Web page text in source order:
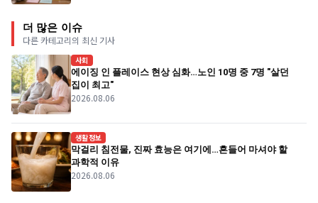
더 많은 이슈
다른 카테고리의 최신 기사
사회
에이징 인 플레이스 현상 심화…노인 10명 중 7명 "살던
집이 최고"
2026.08.06
생활정보
막걸리 침전물, 진짜 효능은 여기에…흔들어 마셔야 할
과학적 이유
2026.08.06